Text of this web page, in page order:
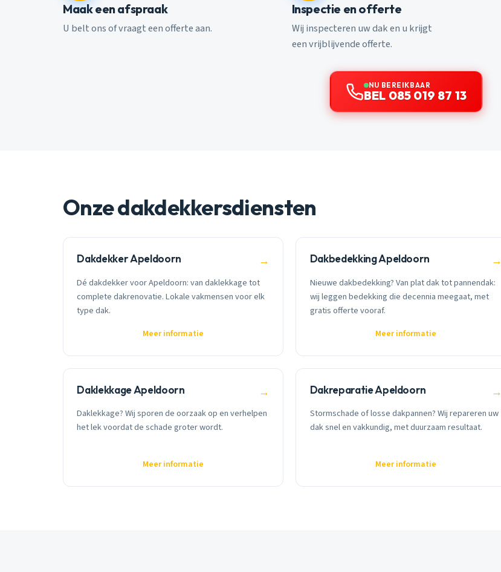
Maak een afspraak
U belt ons of vraagt een offerte aan.
Inspectie en offerte
Wij inspecteren uw dak en u krijgt
een vrijblijvende offerte.
NU BEREIKBAAR
BEL 085 019 87 13
Onze dakdekkersdiensten
Dakdekker Apeldoorn →
Dé dakdekker voor Apeldoorn: van daklekkage tot
complete dakrenovatie. Lokale vakmensen voor elk
type dak.
Meer informatie
Dakbedekking Apeldoorn →
Nieuwe dakbedekking? Van plat dak tot pannendak:
wij leggen bedekking die decennia meegaat, met
gratis offerte vooraf.
Meer informatie
Daklekkage Apeldoorn →
Daklekkage? Wij sporen de oorzaak op en verhelpen
het lek voordat de schade groter wordt.
Meer informatie
Dakreparatie Apeldoorn →
Stormschade of losse dakpannen? Wij repareren uw
dak snel en vakkundig, met duurzaam resultaat.
Meer informatie